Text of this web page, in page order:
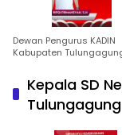
Dewan Pengurus KADIN
Kabupaten
Kepala SD
Tulungagung